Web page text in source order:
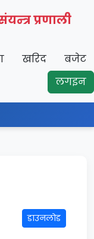
प्रणाली
खरिद
बजेट
लगइन
डाउनलोड